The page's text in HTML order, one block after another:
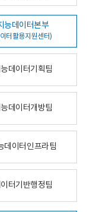
능데이터본부
터활용지원센터)
데이터기획팀
데이터개방팀
데이터인프라팀
터기반행정팀